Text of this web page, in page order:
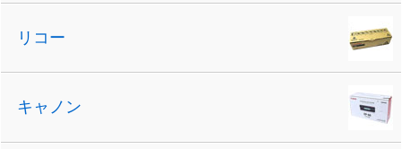
リコー
キャノン